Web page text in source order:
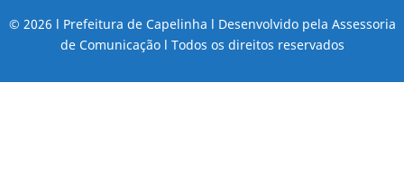
© 2026 l Prefeitura de Capelinha l Desenvolvido pela Assessoria
de Comunicação l Todos os direitos reservados